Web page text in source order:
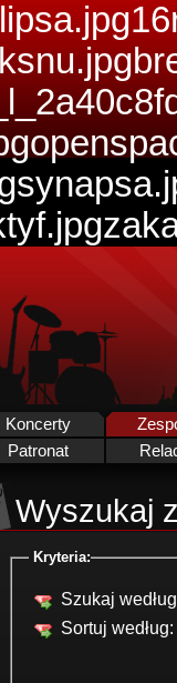
Koncerty
Patronat
Wyszukaj
Kryteria:
Szukaj
Sortuj według: